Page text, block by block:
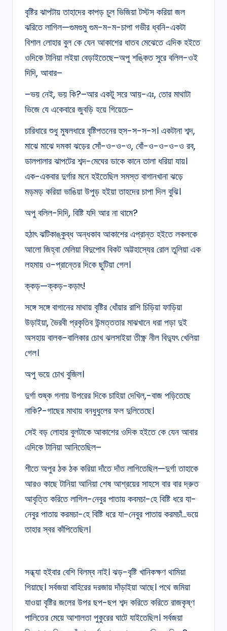
বৃষ্টির ঝাপটায় তাহাদের কাপড় চুল ভিজিয়া টস্টস করিয়া জল
ঝরিতে লাগিল—গুমগুমু গুম-ম-ম-চাপা গভীর ধ্বনি-একটা
বিশাল লোহার বুল কে যেন আকাশের ধাতব মেঝেতে এদিক হইতে
ওদিকে টানিয়া লইয়া বেড়াইতেছে–অপু শঙ্কিত সুরে বলিল-ওই
দিদি, আবার–
–ভয় নেই, ভয় কি?–আর একটু সরে আয়-এঃ, তোর মাথাটা
ভিজে যে একেবারে জুবড়ি হয়ে গিয়েচে–
চারিধারে শুধু মুষলধারে বৃষ্টিপতনের হুস-স-স-স। একটানা শব্দ,
মাঝে মাঝে দমকা ঝড়ের সোঁ-ও-ও-ও, বোঁ-ও-ও-ও-ও রব,
ডালপালার ঝাপটের শব্দ-মেঘের ডাকে কানে তালা ধরিয়া যায়।
এক-একবার দুর্গার মনে হইতেছিল সমস্ত বাগানখানা ঝড়ে
মড়মড় করিয়া ভাঙিয়া উপুড় হইয়া তাহদের চাপা দিল বুঝি।
অপু বলিল-দিদি, বিষ্টি যদি আর না থামে?
হঠাৎ ঝটিকাঙ্কুব্ধ অন্ধকাব আকাশের এপ্রান্ত হইতে লকলকে
আলো জিহ্বা মেলিয়া বিদুপোব বিকট অট্টহাস্যের রোল তুলিয়া এক
লহমায় ও-প্রান্তের দিকে ছুটিয়া গেল।
ক্কড়—ক্কড়-কড়াৎ!
সঙ্গে সঙ্গে বাগানের মাথায় বৃষ্টির ধোঁয়ার রাশি চিড়িয়া ফাড়িয়া
উড়াইয়া, ভৈরবী প্রকৃতিব উন্মত্ততার মাঝখানে ধরা পড়া দুই
অসহায় বালক-বালিকার চোখ ঝলসাইয়া তীক্ষ্ণ নীল বিদ্যুৎ খেলিয়া
গেল।
অপু ভয়ে চোখ বুজিল।
দুৰ্গা শুষ্ক গলায় উপরের দিকে চাহিয়া দেখিল,-বাজ পড়িতেছে
নাকি?-গাছের মাথায় বনধুধুলের ফল দুলিতেছে।
সেই বড় লোহার বুলটাকে আকাশের ওদিক হইতে কে যেন আবার
এদিকে টানিয়া আনিতেছিল–
শীতে অপুর ঠক ঠক করিয়া দাঁতে দাঁত লাগিতেছিল—দুর্গা তাহাকে
আরও কাছে টানিয়া আনিয়া শেষ আশ্রয়ের সাহসে বার বার দ্রুত
আবৃত্তি করিতে লাগিল-নেবুর পাতায় কবমচা-হে বিষ্টি ধরে যা-
নেবুর পাতায় করমচা-হে বিষ্টি ধরে যা-নেবুর পাতায় করমচাঁ…ভয়ে
তাহার স্বর কাঁপিতেছিল।
সন্ধ্যা হইবার বেশি বিলম্ব নাই। ঝড়-বৃষ্টি খানিকক্ষণ থামিয়া
গিয়াছে। সর্বজয়া বাহিরের দরজায় দাঁড়াইয়া আছে। পথে জমিয়া
যাওয়া বৃষ্টির জলের উপর ছপ-ছপ শব্দ করিতে করিতে রাজকৃষ্ণ
পালিতের মেয়ে আশালতা পুকুরের ঘাটে যাইতেছিল। সর্বজয়া